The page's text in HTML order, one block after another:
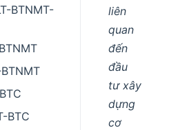
BTNMT-
BTC
liên
quan
đến
đầu
tư xây
dựng
cơ